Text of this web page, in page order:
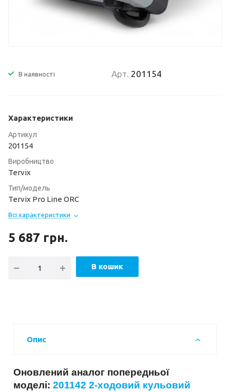
В наявності Арт. 201154
Характеристики
Артикул
201154
Виробництво
Tervix
Тип/модель
Tervix Pro Line ORC
Всі характеристики
5 687 грн.
В кошик
Опис
Оновлений аналог попередньої
моделі: 201142 2-ходовий кульовий